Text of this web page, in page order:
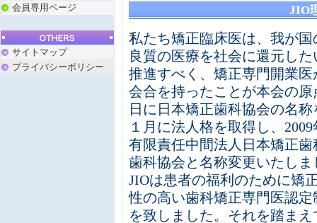
会員専用ページ
サイトマップ
プライバシーポリシー
JIO
私たち矯正臨床医は、我が
良質の医療を社会に還元し
推進すべく、矯正専門開業
会合を持ったことが本会の
日に日本矯正歯科協会の名
１月に法人格を取得し、
有限責任中間法人日本矯正
歯科協会と名称変更いたしま
JIOは患者の福利のために矯
性の高い歯科矯正専門医認
を致しました。それを踏ま